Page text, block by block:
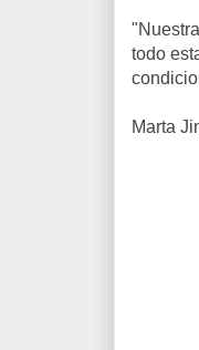
todo
Marta